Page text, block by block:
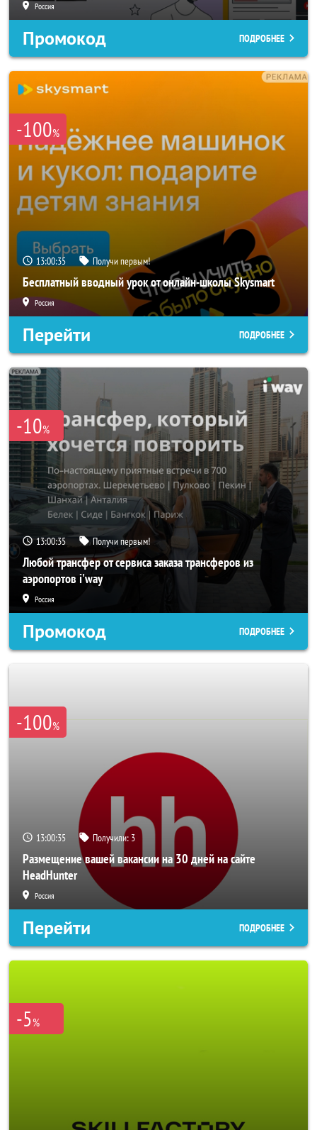
Россия
Промокод ПОДРОБНЕЕ
-100%
13:00:33 Получи первым!
Бесплатный вводный урок от онлайн-школы Skysmart
Россия
Перейти ПОДРОБНЕЕ
-10%
13:00:33 Получи первым!
Любой трансфер от сервиса заказа трансферов из
аэропортов i'way
Россия
Промокод ПОДРОБНЕЕ
-100%
13:00:33 Получили: 3
Размещение вашей вакансии на 30 дней на сайте
HeadHunter
Россия
Перейти ПОДРОБНЕЕ
-5%